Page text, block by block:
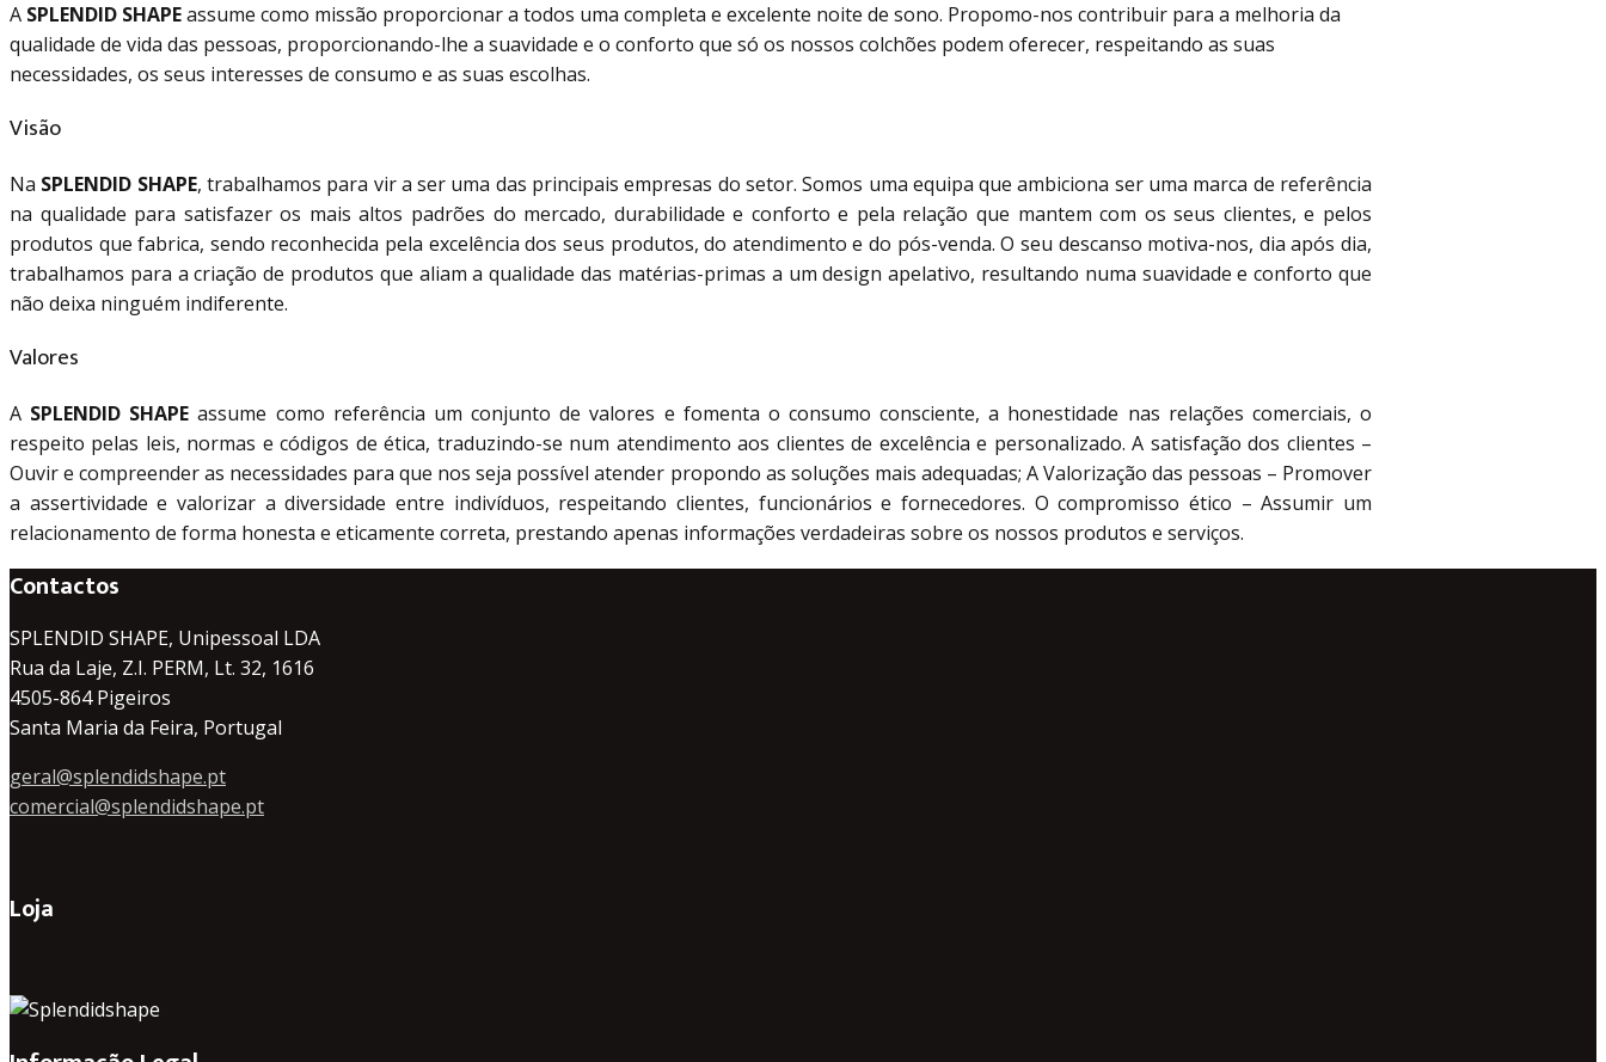
A SPLENDID SHAPEassume como missão proporcionar a todos uma completa e excelente noite de sono. Propomo-nos contribuir para a melhoria da
qualidade de vida das pessoas, proporcionando-lhe a suavidade e o conforto que só os nossos colchões podem oferecer, respeitando as suas
necessidades, os seus interesses de consumo e as suas escolhas.
Visão
Na SPLENDID SHAPE, trabalhamos para vir a ser uma das principais empresas do setor. Somos uma equipa que ambiciona ser uma marca de referência
na qualidade para satisfazer os mais altos padrões do mercado, durabilidade e conforto e pela relação que mantem com os seus clientes, e pelos
produtos que fabrica, sendo reconhecida pela excelência dos seus produtos, do atendimento e do pós-venda. O seu descanso motiva-nos, dia após dia,
trabalhamos para a criação de produtos que aliam a qualidade das matérias-primas a um design apelativo, resultando numa suavidade e conforto que
não deixa ninguém indiferente.
Valores
A SPLENDID SHAPE assume como referência um conjunto de valores e fomenta o consumo consciente, a honestidade nas relações comerciais, o
respeito pelas leis, normas e códigos de ética, traduzindo-se num atendimento aos clientes de excelência e personalizado. A satisfação dos clientes –
Ouvir e compreender as necessidades para que nos seja possível atender propondo as soluções mais adequadas; A Valorização das pessoas – Promover
a assertividade e valorizar a diversidade entre indivíduos, respeitando clientes, funcionários e fornecedores. O compromisso ético – Assumir um
relacionamento de forma honesta e eticamente correta, prestando apenas informações verdadeiras sobre os nossos produtos e serviços.
Contactos
SPLENDID SHAPE, Unipessoal LDA
Rua da Laje, Z.I. PERM, Lt. 32, 1616
4505-864 Pigeiros
Santa Maria da Feira, Portugal
geral@splendidshape.pt
comercial@splendidshape.pt
Loja